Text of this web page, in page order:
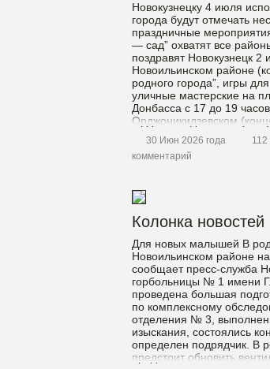
Новокузнецку 4 июля
города будут отмечать
праздничные
— сад” охватят все
поздравят Новокузнецк 2
Новоильинском районе
родного города”, игры
уличные мастерские на
Донбасса с 17 до 19
Орджоникидзевском
[…]
30 Июн 2026 года 112
комментарий
Колонка новостей
Для новых малышей В
Новоильинском районе
сообщает пресс-служба
горбольницы № 1 имени
проведена большая
по комплексному
отделения № 3,
изыскания, состоялись
определен подрядчик. В
предстоит обновить